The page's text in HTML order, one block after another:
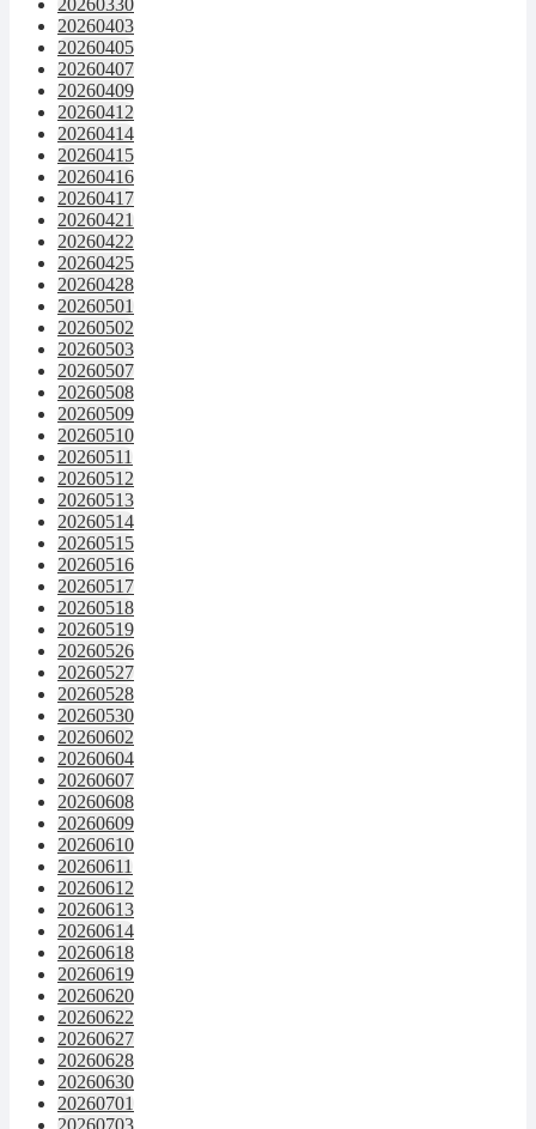
20260403
20260405
20260407
20260409
20260412
20260414
20260415
20260416
20260417
20260421
20260422
20260425
20260428
20260501
20260502
20260503
20260507
20260508
20260509
20260510
20260511
20260512
20260513
20260514
20260515
20260516
20260517
20260518
20260519
20260526
20260527
20260528
20260530
20260602
20260604
20260607
20260608
20260609
20260610
20260611
20260612
20260613
20260614
20260618
20260619
20260620
20260622
20260627
20260628
20260630
20260701
20260703